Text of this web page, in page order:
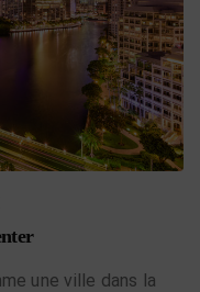
une ville dans la